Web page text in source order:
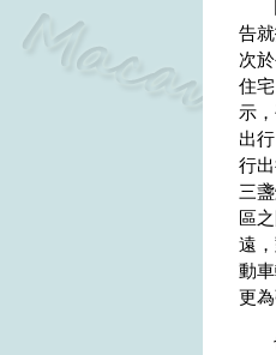
告
次
住
示
出
行
三
區
遠
動
更為